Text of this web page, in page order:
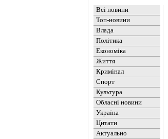
Всі новини
Топ-новини
Влада
Політика
Економіка
Життя
Кримінал
Спорт
Культура
Обласні новини
Україна
Цитати
Актуально